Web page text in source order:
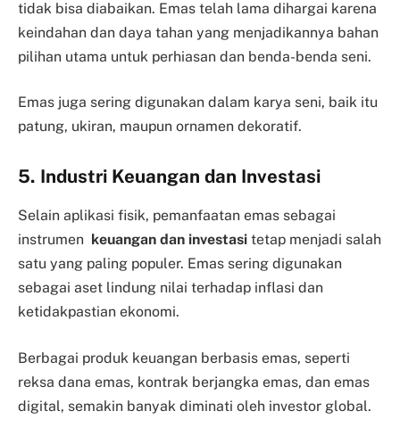
tidak bisa diabaikan. Emas telah lama dihargai karena
keindahan dan daya tahan yang menjadikannya bahan
pilihan utama untuk perhiasan dan benda-benda seni.
Emas juga sering digunakan dalam karya seni, baik itu
patung, ukiran, maupun ornamen dekoratif.
5. Industri Keuangan dan Investasi
Selain aplikasi fisik, pemanfaatan emas sebagai
instrumen keuangan dan investasi tetap menjadi salah
satu yang paling populer. Emas sering digunakan
sebagai aset lindung nilai terhadap inflasi dan
ketidakpastian ekonomi.
Berbagai produk keuangan berbasis emas, seperti
reksa dana emas, kontrak berjangka emas, dan emas
digital, semakin banyak diminati oleh investor global.